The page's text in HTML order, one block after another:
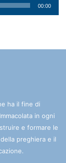
00:00
ha il fine di
in ogni
e formare le
preghiera e il